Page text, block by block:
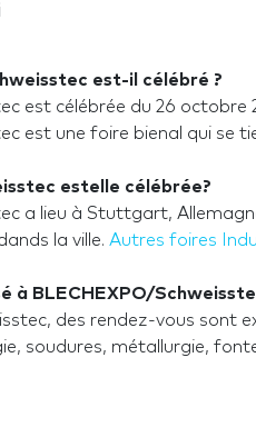
est-il célébré ?
est célébrée du 26 octobre
est une foire bienal qui se
estelle célébrée?
a lieu à Stuttgart,
la ville. Autres foires
à BLECHEXPO/
des rendez-vous sont
soudures, métallurgie,